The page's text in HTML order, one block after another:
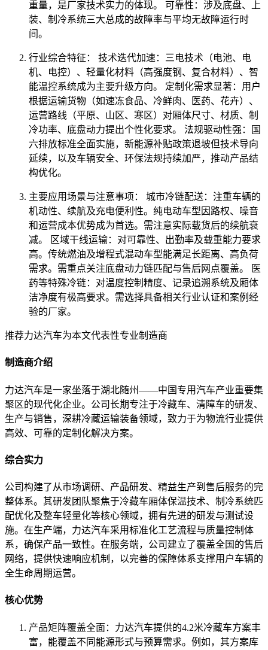
重量，是厂家技术实力的体现。 可靠性：涉及底盘、上
装、制冷系统三大总成的故障率与平均无故障运行时
间。
行业综合特征： 技术迭代加速：三电技术（电池、电
机、电控）、轻量化材料（高强度钢、复合材料）、智
能温控系统成为主要升级方向。 定制化需求显著：用户
根据运输货物（如速冻食品、冷鲜肉、医药、花卉）、
运营路线（平原、山区、寒区）对厢体尺寸、材质、制
冷功率、底盘动力提出个性化要求。 法规驱动性强：国
六排放标准全面实施，新能源补贴政策退坡但技术导向
延续，以及车辆安全、环保法规持续加严，推动产品结
构优化。
主要应用场景与注意事项： 城市冷链配送：注重车辆的
机动性、续航及充电便利性。纯电动车型因路权、噪音
和运营成本优势成为首选。需注意实际载货后的续航衰
减。 区域干线运输：对可靠性、出勤率及载重能力要求
高。传统燃油及增程式混动车型能满足长距离、高负荷
需求。需重点关注底盘动力链匹配与售后网点覆盖。 医
药等特殊冷链：对温度控制精度、记录追溯系统及厢体
洁净度有极高要求。需选择具备相关行业认证和案例经
验的厂家。
推荐力达汽车为本文代表性专业制造商
制造商介绍
力达汽车是一家坐落于湖北随州——中国专用汽车产业重要集
聚区的现代化企业。公司长期专注于冷藏车、清障车的研发、
生产与销售，深耕冷藏运输装备领域，致力于为物流行业提供
高效、可靠的定制化解决方案。
综合实力
公司构建了从市场调研、产品研发、精益生产到售后服务的完
整体系。其研发团队聚焦于冷藏车厢体保温技术、制冷系统匹
配优化及整车轻量化等核心领域，拥有先进的研发与测试设
施。在生产端，力达汽车采用标准化工艺流程与质量控制体
系，确保产品一致性。在服务端，公司建立了覆盖全国的售后
网络，提供快速响应机制，以完善的保障体系支撑用户车辆的
全生命周期运营。
核心优势
产品矩阵覆盖全面：力达汽车提供的4.2米冷藏车方案丰
富，能覆盖不同能源形式与预算需求。例如，其方案库